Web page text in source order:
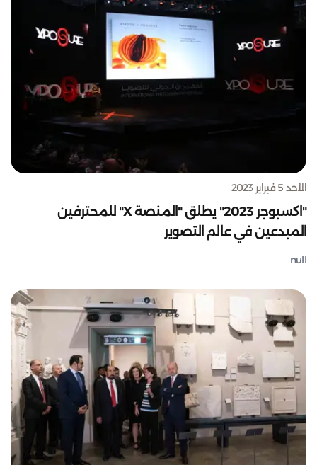
الأحد 5 فبراير 2023
"اكسبوجر 2023" يطلق "المنصة X" للمحترفين
المبدعين في عالم التصوير
null